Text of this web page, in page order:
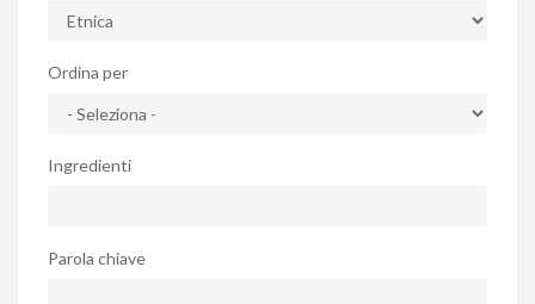
Ordina per
Ingredienti
Parola chiave